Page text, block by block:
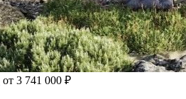
от 3 741 000 ₽